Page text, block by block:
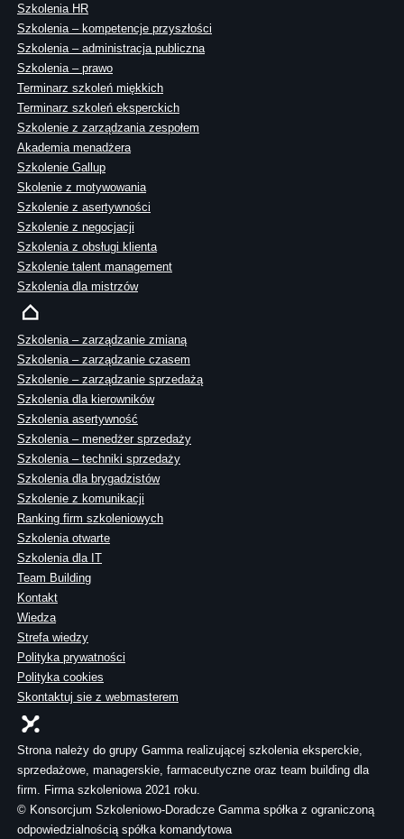
Szkolenia HR
Szkolenia – kompetencje przyszłości
Szkolenia – administracja publiczna
Szkolenia – prawo
Terminarz szkoleń miękkich
Terminarz szkoleń eksperckich
Szkolenie z zarządzania zespołem
Akademia menadżera
Szkolenie Gallup
Skolenie z motywowania
Szkolenie z asertywności
Szkolenie z negocjacji
Szkolenia z obsługi klienta
Szkolenie talent management
Szkolenia dla mistrzów
Szkolenia – zarządzanie zmianą
Szkolenia – zarządzanie czasem
Szkolenie – zarządzanie sprzedażą
Szkolenia dla kierowników
Szkolenia asertywność
Szkolenia – menedżer sprzedaży
Szkolenia – techniki sprzedaży
Szkolenia dla brygadzistów
Szkolenie z komunikacji
Ranking firm szkoleniowych
Szkolenia otwarte
Szkolenia dla IT
Team Building
Kontakt
Wiedza
Strefa wiedzy
Polityka prywatności
Polityka cookies
Skontaktuj sie z webmasterem
Strona należy do grupy Gamma realizującej szkolenia eksperckie,
sprzedażowe, managerskie, farmaceutyczne oraz team building dla
firm. Firma szkoleniowa 2021 roku.
© Konsorcjum Szkoleniowo-Doradcze Gamma spółka z ograniczoną
odpowiedzialnością spółka komandytowa